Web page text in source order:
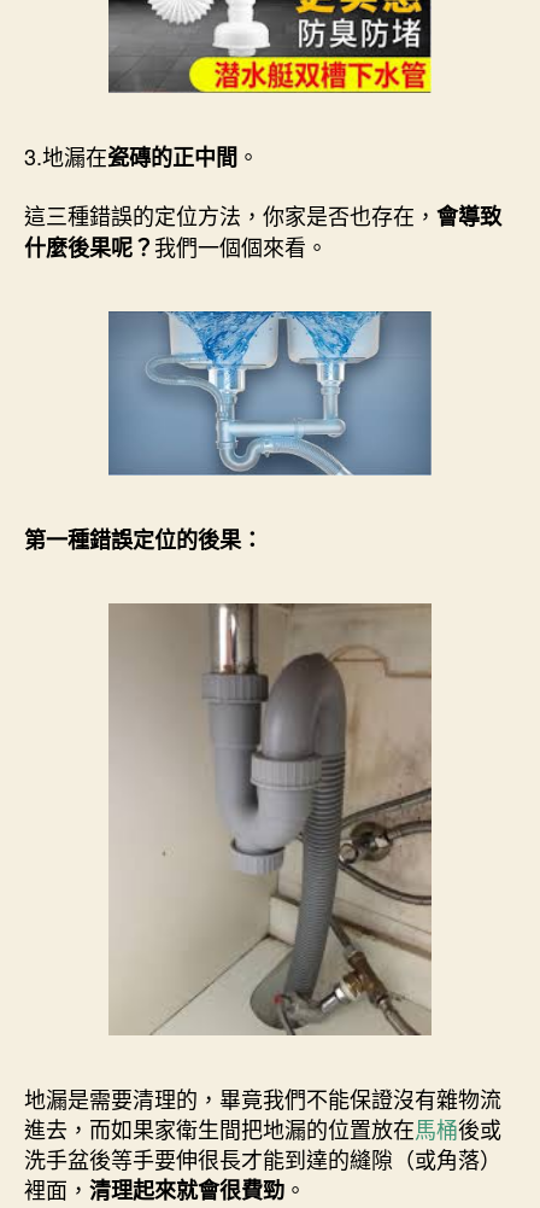
3.地漏在瓷磚的正中間 。
這三種錯誤的定位方法，你家是否也存在， 會導致
什麼後果呢？我們一個個來看。
第一種錯誤定位的後果：
地漏是需要清理的，畢竟我們不能保證沒有雜物流
進去，而如果家衛生間把地漏的位置放在馬桶後或
洗手盆後等手要伸很長才能到達的縫隙（或角落）
裡面， 清理起來就會很費勁 。